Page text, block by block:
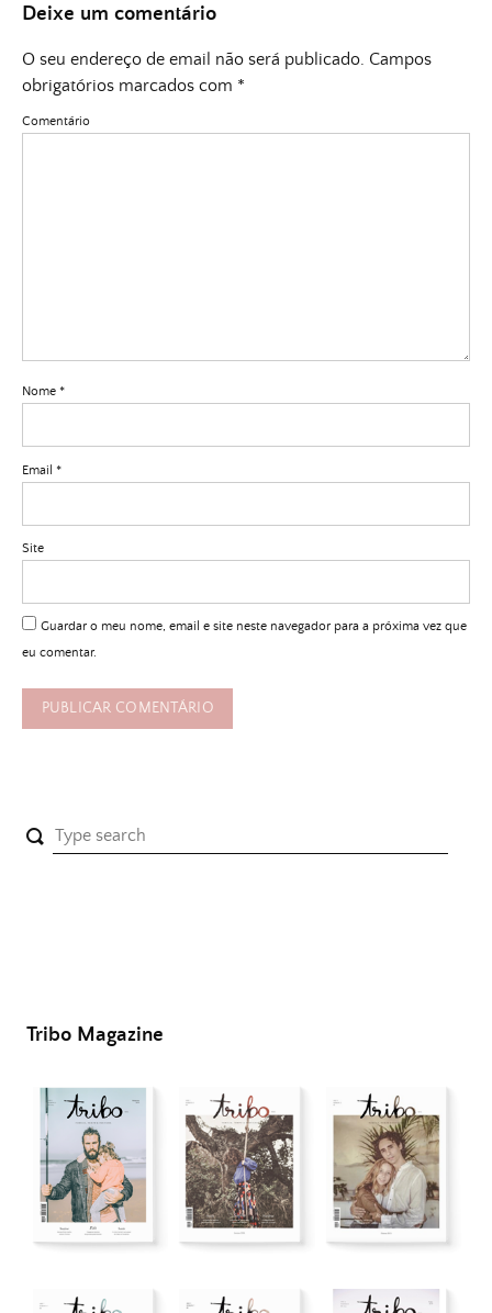
Deixe um comentário
O seu endereço de email não será publicado. Campos
obrigatórios marcados com *
Comentário
Nome *
Email *
Site
Guardar o meu nome, email e site neste navegador para a próxima vez que
eu comentar.
Tribo Magazine